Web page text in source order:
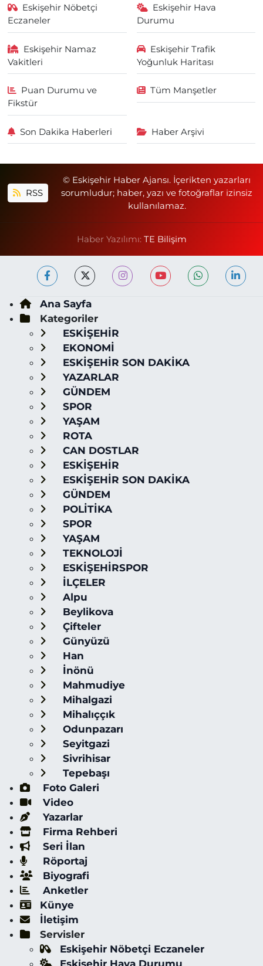
Eskişehir Nöbetçi
Eczaneler
Eskişehir Hava
Durumu
Eskişehir Namaz
Vakitleri
Eskişehir Trafik
Yoğunluk Haritası
Puan Durumu ve
Fikstür
Tüm Manşetler
Son Dakika Haberleri Haber Arşivi
RSS
© Eskişehir Haber Ajansı. İçerikten yazarları
sorumludur; haber, yazı ve fotoğraflar izinsiz
kullanılamaz.
Haber Yazılımı: TE Bilişim
Ana Sayfa
Kategoriler
ESKİŞEHİR
EKONOMİ
ESKİŞEHİR SON DAKİKA
YAZARLAR
GÜNDEM
SPOR
YAŞAM
ROTA
CAN DOSTLAR
ESKİŞEHİR
ESKİŞEHİR SON DAKİKA
GÜNDEM
POLİTİKA
SPOR
YAŞAM
TEKNOLOJİ
ESKİŞEHİRSPOR
İLÇELER
Alpu
Beylikova
Çifteler
Günyüzü
Han
İnönü
Mahmudiye
Mihalgazi
Mihalıççık
Odunpazarı
Seyitgazi
Sivrihisar
Tepebaşı
Foto Galeri
Video
Yazarlar
Firma Rehberi
Seri İlan
Röportaj
Biyografi
Anketler
Künye
İletişim
Servisler
Eskişehir Nöbetçi Eczaneler
Eskişehir Hava Durumu